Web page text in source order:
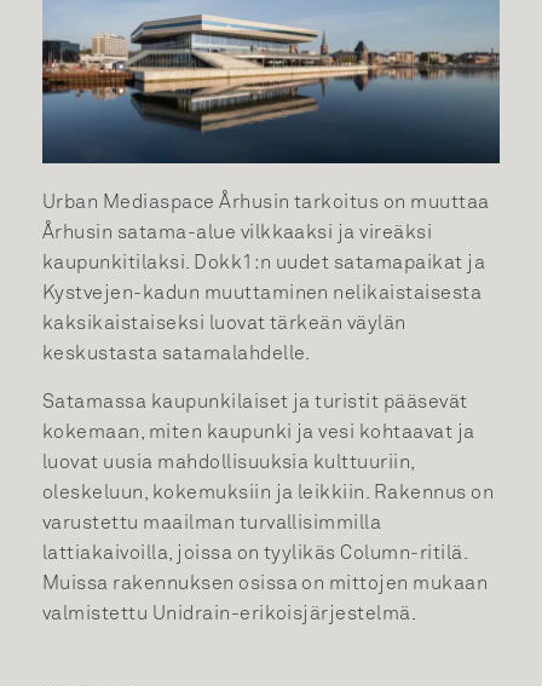
Urban Mediaspace Århusin tarkoitus on muuttaa
Århusin satama-alue vilkkaaksi ja vireäksi
kaupunkitilaksi. Dokk1:n uudet satamapaikat ja
Kystvejen-kadun muuttaminen nelikaistaisesta
kaksikaistaiseksi luovat tärkeän väylän
keskustasta satamalahdelle.
Satamassa kaupunkilaiset ja turistit pääsevät
kokemaan, miten kaupunki ja vesi kohtaavat ja
luovat uusia mahdollisuuksia kulttuuriin,
oleskeluun, kokemuksiin ja leikkiin. Rakennus on
varustettu maailman turvallisimmilla
lattiakaivoilla, joissa on tyylikäs Column-ritilä.
Muissa rakennuksen osissa on mittojen mukaan
valmistettu Unidrain-erikoisjärjestelmä.